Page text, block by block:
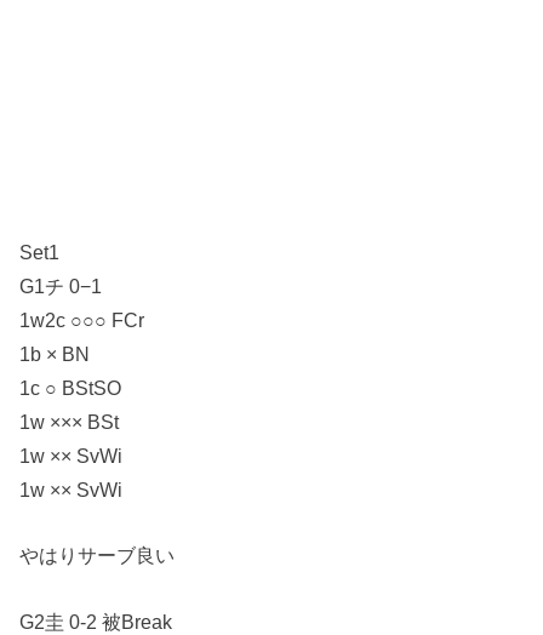
Set1
G1チ 0−1
1w2c ○○○ FCr
1b × BN
1c ○ BStSO
1w ××× BSt
1w ×× SvWi
1w ×× SvWi
やはりサーブ良い
G2圭 0-2 被Break